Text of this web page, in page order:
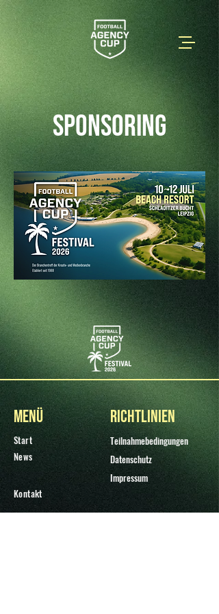
SPONSORING
Menü
Start
News
Kontakt
Richtlinien
Teilnahmebedingungen
Datenschutz
Impressum